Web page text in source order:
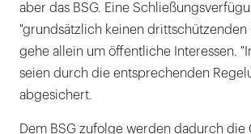
aber das BSG. Eine
"grundsätzlich keinen drittschützenden
gehe allein um öffentliche Interessen.
seien durch die entsprechenden
abgesichert.
Dem BSG zufolge werden dadurch